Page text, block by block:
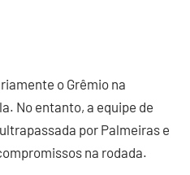
o Grêmio na
No entanto, a equipe de
por Palmeiras e
na rodada.